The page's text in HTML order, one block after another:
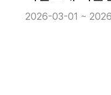
2026-03-01 ~